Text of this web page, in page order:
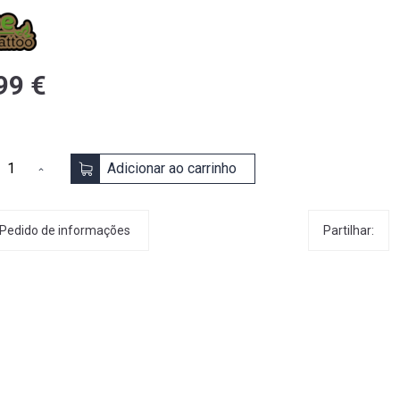
€
Adicionar ao carrinho
de informações Partilhar: